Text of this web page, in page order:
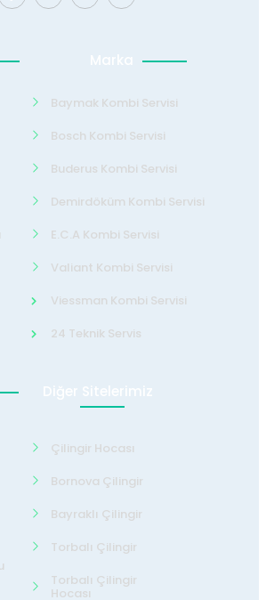
Marka
Baymak Kombi Servisi
Bosch Kombi Servisi
Buderus Kombi Servisi
Demirdöküm Kombi Servisi
E.C.A Kombi Servisi
Valiant Kombi Servisi
Viessman Kombi Servisi
24 Teknik Servis
Diğer Sitelerimiz
Çilingir Hocası
Bornova Çilingir
Bayraklı Çilingir
Torbalı Çilingir
Torbalı Çilingir
Hocası